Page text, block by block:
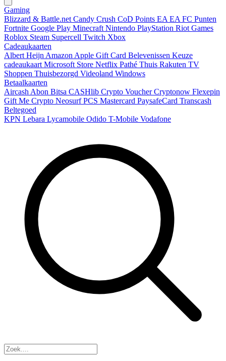
Gaming
Blizzard & Battle.net Candy Crush CoD Points EA EA FC Punten
Fortnite Google Play Minecraft Nintendo PlayStation Riot Games
Roblox Steam Supercell Twitch Xbox
Cadeaukaarten
Albert Heijn Amazon Apple Gift Card Belevenissen Keuze
cadeaukaart Microsoft Store Netflix Pathé Thuis Rakuten TV
Shoppen Thuisbezorgd Videoland Windows
Betaalkaarten
Aircash Abon Bitsa CASHlib Crypto VoucherCryptonow Flexepin
Gift Me Crypto NeosurfPCS Mastercard PaysafeCard Transcash
Beltegoed
KPN Lebara Lycamobile Odido T-Mobile Vodafone